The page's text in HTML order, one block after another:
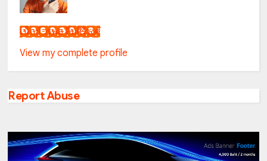
เน็กซ์ วรพล ลิ่มศิริวงศ์
View my complete profile
Report Abuse